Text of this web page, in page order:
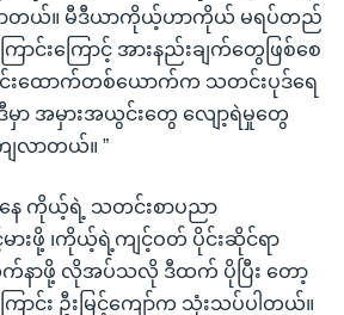
ာတယ်။ မီဒီယာကိုယ့်ဟာကိုယ် မရပ်တည်
ာင်းကြောင့် အားနည်းချက်တွေဖြစ်စေ
းထောက်တစ်ယောက်က သတင်းပုဒ်ရေ
ဒီမှာ အမှားအယွင်းတွေ လျော့ရဲမှုတွေ
လာတယ်။ ”
ေ ကိုယ့်ရဲ့ သတင်းစာပညာ
ားဖို့ ၊ကိုယ့်ရဲ့ကျင့်ဝတ် ပိုင်းဆိုင်ရာ
နာဖို့ လိုအပ်သလို ဒီထက် ပိုပြီး တော့
င်း ဦးမြင့်ကျော်က သုံးသပ်ပါတယ်။